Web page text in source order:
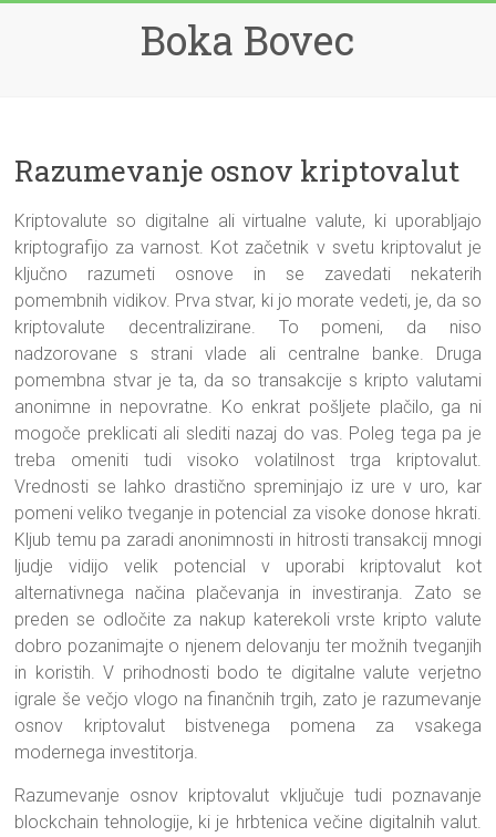
Boka Bovec
Razumevanje osnov kriptovalut
Kriptovalute so digitalne ali virtualne valute, ki uporabljajo
kriptografijo za varnost. Kot začetnik v svetu kriptovalut je
ključno razumeti osnove in se zavedati nekaterih
pomembnih vidikov. Prva stvar, ki jo morate vedeti, je, da so
kriptovalute decentralizirane. To pomeni, da niso
nadzorovane s strani vlade ali centralne banke. Druga
pomembna stvar je ta, da so transakcije s kripto valutami
anonimne in nepovratne. Ko enkrat pošljete plačilo, ga ni
mogoče preklicati ali slediti nazaj do vas. Poleg tega pa je
treba omeniti tudi visoko volatilnost trga kriptovalut.
Vrednosti se lahko drastično spreminjajo iz ure v uro, kar
pomeni veliko tveganje in potencial za visoke donose hkrati.
Kljub temu pa zaradi anonimnosti in hitrosti transakcij mnogi
ljudje vidijo velik potencial v uporabi kriptovalut kot
alternativnega načina plačevanja in investiranja. Zato se
preden se odločite za nakup katerekoli vrste kripto valute
dobro pozanimajte o njenem delovanju ter možnih tveganjih
in koristih. V prihodnosti bodo te digitalne valute verjetno
igrale še večjo vlogo na finančnih trgih, zato je razumevanje
osnov kriptovalut bistvenega pomena za vsakega
modernega investitorja.
Razumevanje osnov kriptovalut vključuje tudi poznavanje
blockchain tehnologije, ki je hrbtenica večine digitalnih valut.